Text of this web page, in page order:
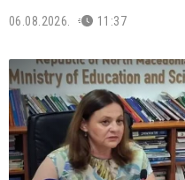
06.08.2026. 11:37